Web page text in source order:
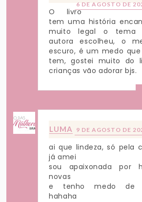
6 DE AGOSTO DE
O livro
tem uma história
muito legal o tema
autora escolheu, o
escuro, é um medo
tem, gostei muito do
crianças vão adorar bjs.
LUMA 9 DE AGOSTO DE
ai que lindeza, só pela
já amei
sou apaixonada por
novas
e tenho medo de
hahaha